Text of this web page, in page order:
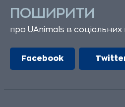
ПОШИРИТИ
про UAnimals в
Facebook